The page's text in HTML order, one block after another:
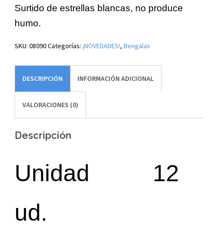
Surtido de estrellas blancas, no produce
humo.
SKU: 08090Categorías: ¡NOVEDADES!, Bengalas
DESCRIPCIÓN INFORMACIÓN ADICIONAL
VALORACIONES (0)
Descripción
Unidad 12
ud.